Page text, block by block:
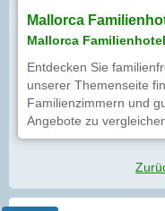
Mallorca
Mallorca
Entdecken Sie
unserer Themenseite
Familienzimmern und
Angebote zu